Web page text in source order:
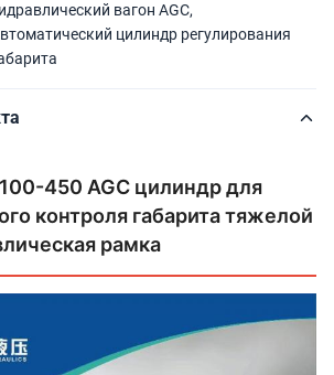
вагон AGC,
цилиндр регулирования
450 AGC цилиндр для
контроля габарита тяжелой
рамка